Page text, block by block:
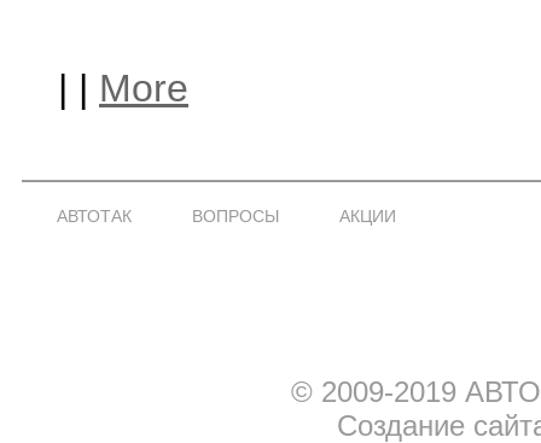
| | More
АВТОТАК ВОПРОСЫ АКЦИИ
© 2009-2019
Создание